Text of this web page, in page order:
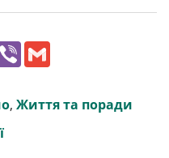
V
r l
, Життя та поради